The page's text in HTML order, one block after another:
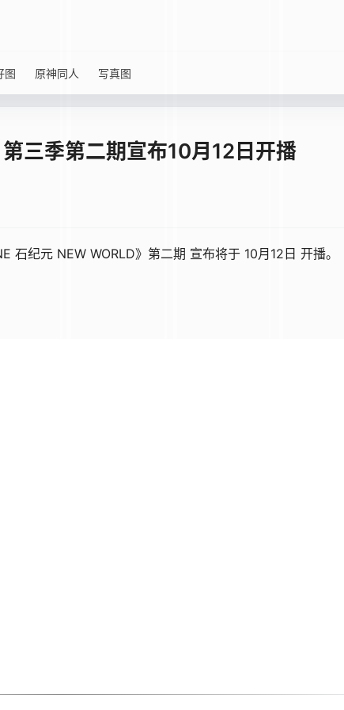
图 原神同人 写真图
三季第二期宣布10月12日开播
石纪元 NEW WORLD》第二期 宣布将于 10月12日 开播。